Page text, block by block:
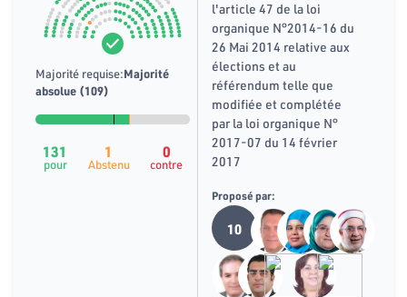
Majorité requise:Majorité
absolue (109)
131
pour
1
Abstenu
0
contre
l'article 47 de la loi
organique N°2014-16 du
26 Mai 2014 relative aux
élections et au
référendum telle que
modifiée et complétée
par la loi organique N°
2017-07 du 14 février
2017
Proposé par:
10